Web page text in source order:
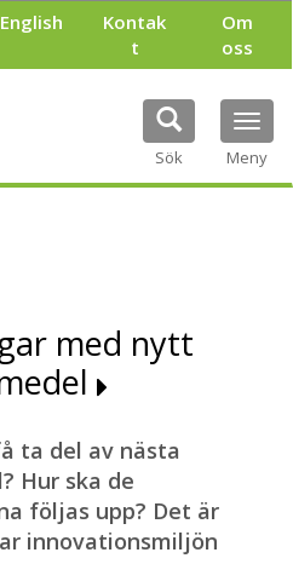
English
Kontak
t
Om
oss
Sök Meny
med nytt
ta del av nästa
Hur ska de
följas upp? Det är
innovationsmiljön